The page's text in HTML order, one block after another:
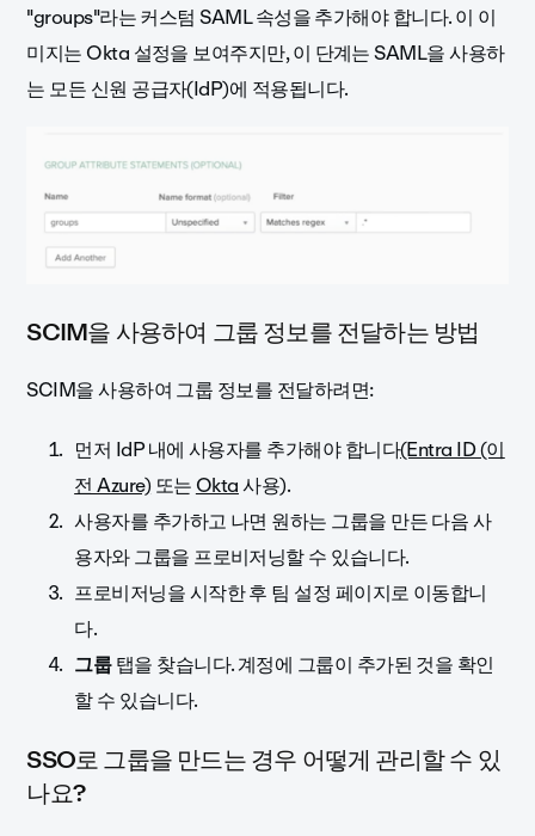
"groups"라는 커스텀 SAML 속성을 추가해야 합니다. 이 이
미지는 Okta 설정을 보여주지만, 이 단계는 SAML을 사용하
는 모든 신원 공급자(IdP)에 적용됩니다.
SCIM을 사용하여 그룹 정보를 전달하는 방법
SCIM을 사용하여 그룹 정보를 전달하려면:
먼저 IdP 내에 사용자를 추가해야 합니다(Entra ID (이
전 Azure)또는Okta사용).
사용자를 추가하고 나면 원하는 그룹을 만든 다음 사
용자와 그룹을 프로비저닝할 수 있습니다.
프로비저닝을 시작한 후 팀 설정 페이지로 이동합니
다.
그룹탭을 찾습니다. 계정에 그룹이 추가된 것을 확인
할 수 있습니다.
SSO로 그룹을 만드는 경우 어떻게 관리할 수 있
나요?